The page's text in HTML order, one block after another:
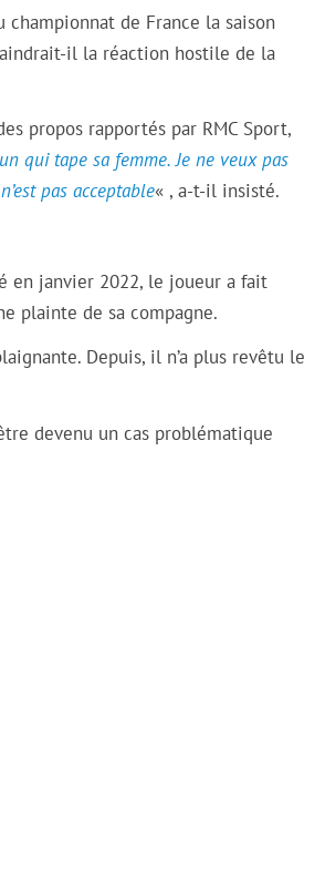
de France la saison
il la réaction hostile de la
propos rapportés par RMC Sport,
qui tape sa femme. Je ne veux pas
pas acceptable« , a-t-il insisté.
en janvier 2022, le joueur a fait
plainte de sa compagne.
Depuis, il n’a plus revêtu le
devenu un cas problématique